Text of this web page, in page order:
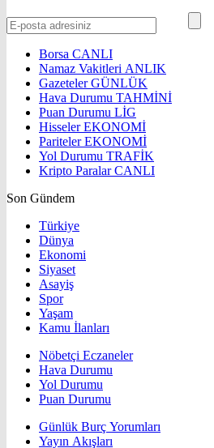
Borsa CANLI
Namaz Vakitleri ANLIK
GazetelerGÜNLÜK
Hava Durumu TAHMİNİ
Puan Durumu LİG
HisselerEKONOMİ
ParitelerEKONOMİ
Yol Durumu TRAFİK
Kripto ParalarCANLI
Son Gündem
Türkiye
Dünya
Ekonomi
Siyaset
Asayiş
Spor
Yaşam
Kamu İlanları
Nöbetçi Eczaneler
Hava Durumu
Yol Durumu
Puan Durumu
Günlük Burç Yorumları
Yayın Akışları